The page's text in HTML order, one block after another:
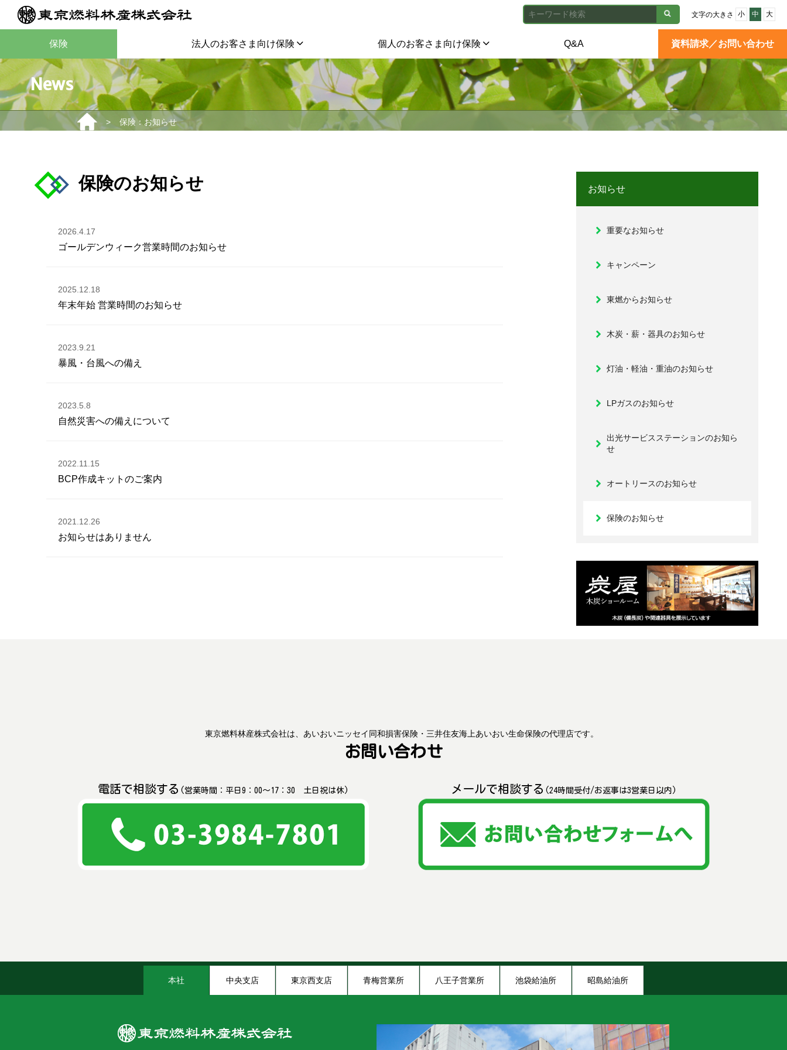
文字の大きさ 小 中 大
保険 法人のお客さま向け保険 個人のお客さま向け保険 Q&A 資料請求／お問い合わせ
News
> 保険：お知らせ
保険のお知らせ
2026.4.17
ゴールデンウィーク営業時間のお知らせ
2025.12.18
年末年始 営業時間のお知らせ
2023.9.21
暴風・台風への備え
2023.5.8
自然災害への備えについて
2022.11.15
BCP作成キットのご案内
2021.12.26
お知らせはありません
お知らせ
重要なお知らせ
キャンペーン
東燃からお知らせ
木炭・薪・器具のお知らせ
灯油・軽油・重油のお知らせ
LPガスのお知らせ
出光サービスステーションのお知ら
せ
オートリースのお知らせ
保険のお知らせ
東京燃料林産株式会社は、あいおいニッセイ同和損害保険・三井住友海上あいおい生命保険の代理店です。
お問い合わせ
電話で相談する (営業時間：平日9：00〜17：30 土日祝は休) メールで相談する (24時間受付/お返事は3営業日以内)
本社 中央支店 東京西支店 青梅営業所 八王子営業所 池袋給油所 昭島給油所